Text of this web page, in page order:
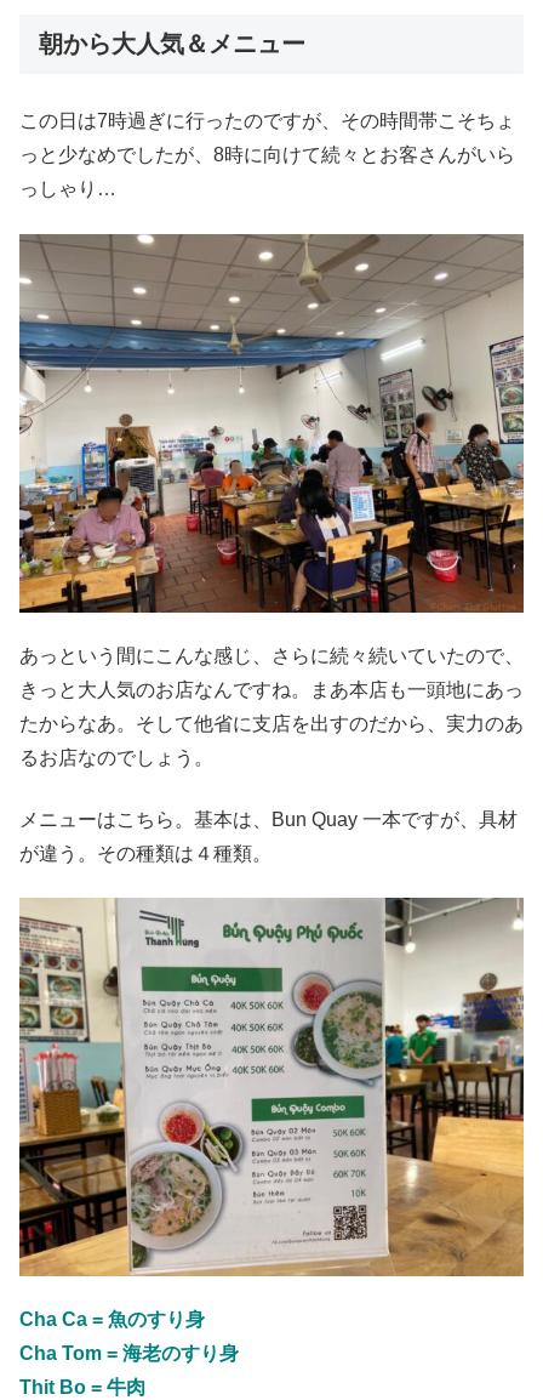
朝から大人気＆メニュー
この日は7時過ぎに行ったのですが、その時間帯こそちょ
っと少なめでしたが、8時に向けて続々とお客さんがいら
っしゃり…
あっという間にこんな感じ、さらに続々続いていたので、
きっと大人気のお店なんですね。まあ本店も一頭地にあっ
たからなあ。そして他省に支店を出すのだから、実力のあ
るお店なのでしょう。
メニューはこちら。基本は、Bun Quay 一本ですが、具材
が違う。その種類は４種類。
Cha Ca = 魚のすり身
Cha Tom = 海老のすり身
Thit Bo = 牛肉